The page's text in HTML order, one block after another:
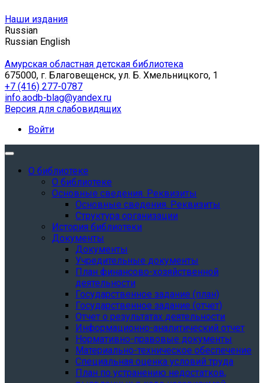
Наши издания
Russian
Russian English
Амурская областная детская библиотека
675000, г. Благовещенск, ул. Б. Хмельницкого, 1
+7 (416) 277-0787
info.aodb-blag@yandex.ru
Версия для слабовидящих
Войти
О библиотеке
О библиотеке
Основные сведения. Реквизиты
Основные сведения. Реквизиты
Структура организации
История библиотеки
Документы
Документы
Учредительные документы
План финансово-хозяйственной
деятельности
Государственное задание (план)
Государственное задание (отчет)
Отчет о результатах деятельности
Информационно-аналитический отчет
Нормативно-правовые документы
Материально-техническое обеспечение
Специальная оценка условий труда
План по устранению недостатков,